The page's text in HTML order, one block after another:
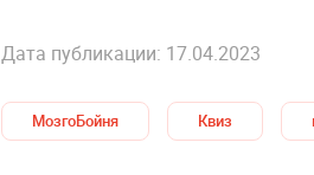
Дата публикации: 17.04.2023
МозгоБойня Квиз